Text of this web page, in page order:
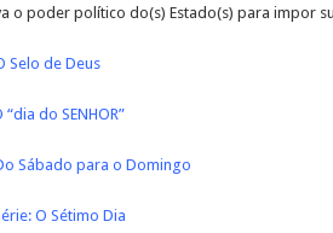
o poder político do(s) Estado(s) para impor
Selo de Deus
“dia do SENHOR”
Sábado para o Domingo
O Sétimo Dia